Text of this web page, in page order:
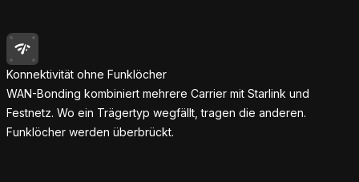
Konnektivität ohne Funklöcher
WAN-Bonding kombiniert mehrere Carrier mit Starlink und
Festnetz. Wo ein Trägertyp wegfällt, tragen die anderen.
Funklöcher werden überbrückt.